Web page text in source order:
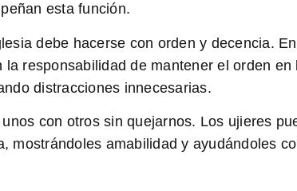
esta función.
debe hacerse con orden y decencia.
responsabilidad de mantener el orden
distracciones innecesarias.
con otros sin quejarnos. Los ujieres
amabilidad y ayudándoles